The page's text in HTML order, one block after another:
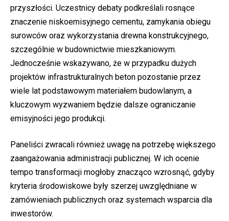
przyszłości. Uczestnicy debaty podkreślali rosnące
znaczenie niskoemisyjnego cementu, zamykania obiegu
surowców oraz wykorzystania drewna konstrukcyjnego,
szczególnie w budownictwie mieszkaniowym.
Jednocześnie wskazywano, że w przypadku dużych
projektów infrastrukturalnych beton pozostanie przez
wiele lat podstawowym materiałem budowlanym, a
kluczowym wyzwaniem będzie dalsze ograniczanie
emisyjności jego produkcji.
Paneliści zwracali również uwagę na potrzebę większego
zaangażowania administracji publicznej. W ich ocenie
tempo transformacji mogłoby znacząco wzrosnąć, gdyby
kryteria środowiskowe były szerzej uwzględniane w
zamówieniach publicznych oraz systemach wsparcia dla
inwestorów.